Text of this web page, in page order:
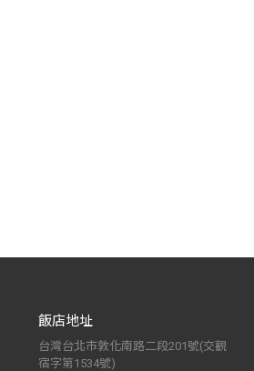
飯店地址
台灣台北市敦化南路二段201號(交觀
宿字第1534號)